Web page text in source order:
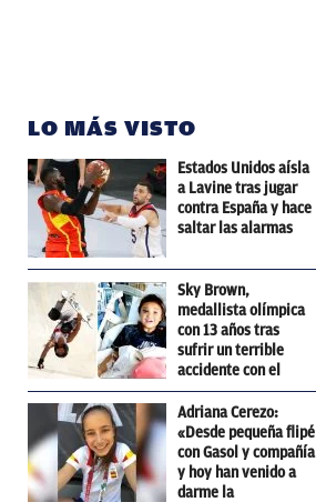
LO MÁS VISTO
Estados Unidos aísla
a Lavine tras jugar
contra España y hace
saltar las alarmas
Sky Brown,
medallista olímpica
con 13 años tras
sufrir un terrible
accidente con el
skateboard
Adriana Cerezo:
«Desde pequeña flipé
con Gasol y compañía
y hoy han venido a
darme la